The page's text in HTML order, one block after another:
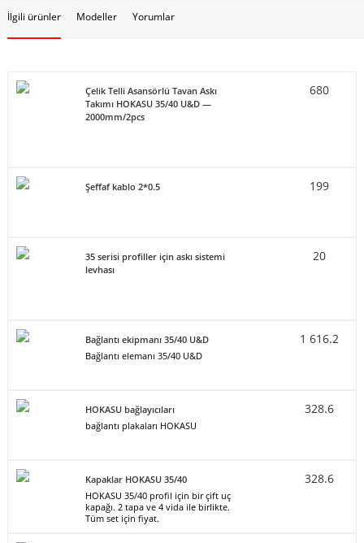
İlgili ürünler Modeller Yorumlar
Çelik Telli Asansörlü Tavan Askı
Takımı HOKASU 35/40 U&D —
2000mm/2pcs
680
Şeffaf kablo 2*0.5 199
35 serisi profiller için askı sistemi
levhası
20
Bağlantı ekipmanı 35/40 U&D
Bağlantı elemanı 35/40 U&D
1 616.2
HOKASU bağlayıcıları
bağlantı plakaları HOKASU
328.6
Kapaklar HOKASU 35/40
HOKASU 35/40 profil için bir çift uç
kapağı. 2 tapa ve 4 vida ile birlikte.
Tüm set için fiyat.
328.6